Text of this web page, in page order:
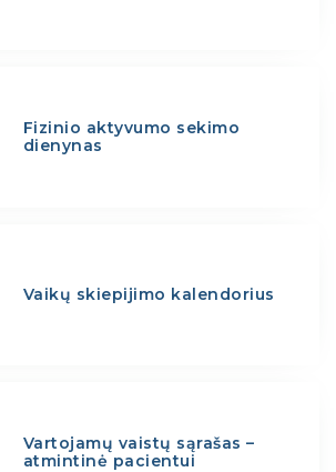
Fizinio aktyvumo sekimo
dienynas
Vaikų skiepijimo kalendorius
Vartojamų vaistų sąrašas –
atmintinė pacientui